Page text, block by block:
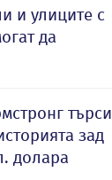
и улиците с
да
търси
зад
долара